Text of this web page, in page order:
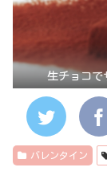
生チョコで
バレンタイン